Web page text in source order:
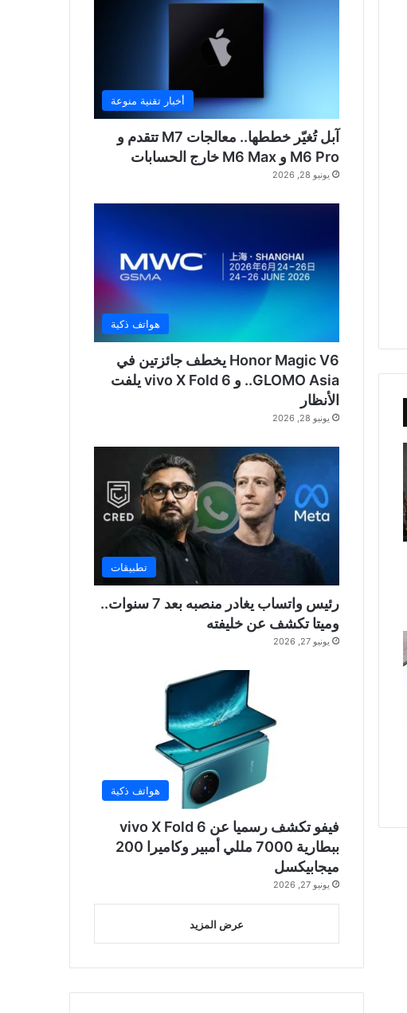
أخبار تقنية منوعة
آبل تُغيّر خططها.. معالجات M7 تتقدم و
M6 Pro و M6 Max خارج الحسابات
يونيو 28, 2026
هواتف ذكية
Honor Magic V6 يخطف جائزتين في
GLOMO Asia.. و vivo X Fold 6 يلفت
الأنظار
يونيو 28, 2026
تطبيقات
رئيس واتساب يغادر منصبه بعد 7 سنوات..
وميتا تكشف عن خليفته
يونيو 27, 2026
هواتف ذكية
فيفو تكشف رسميا عن vivo X Fold 6
ببطارية 7000 مللي أمبير وكاميرا 200
ميجابيكسل
يونيو 27, 2026
عرض المزيد